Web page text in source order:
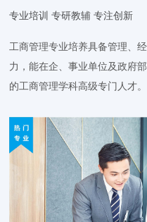
专业培训 专研教辅 专注创新
工商管理专业培养具备管理、
力，能在企、事业单位及政府
的工商管理学科高级专门人才。